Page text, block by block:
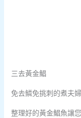
三去黃金鯧
免去鱗免挑刺的煮夫
整理好的黃金鯧魚讓